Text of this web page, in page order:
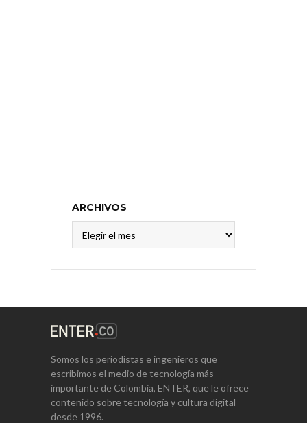
ARCHIVOS
Somos los periodistas e ingenieros que
escribimos el medio de tecnología más
importante de Colombia, ENTER, que le ofrece
contenido sobre tecnología y cultura digital
desde 1996.